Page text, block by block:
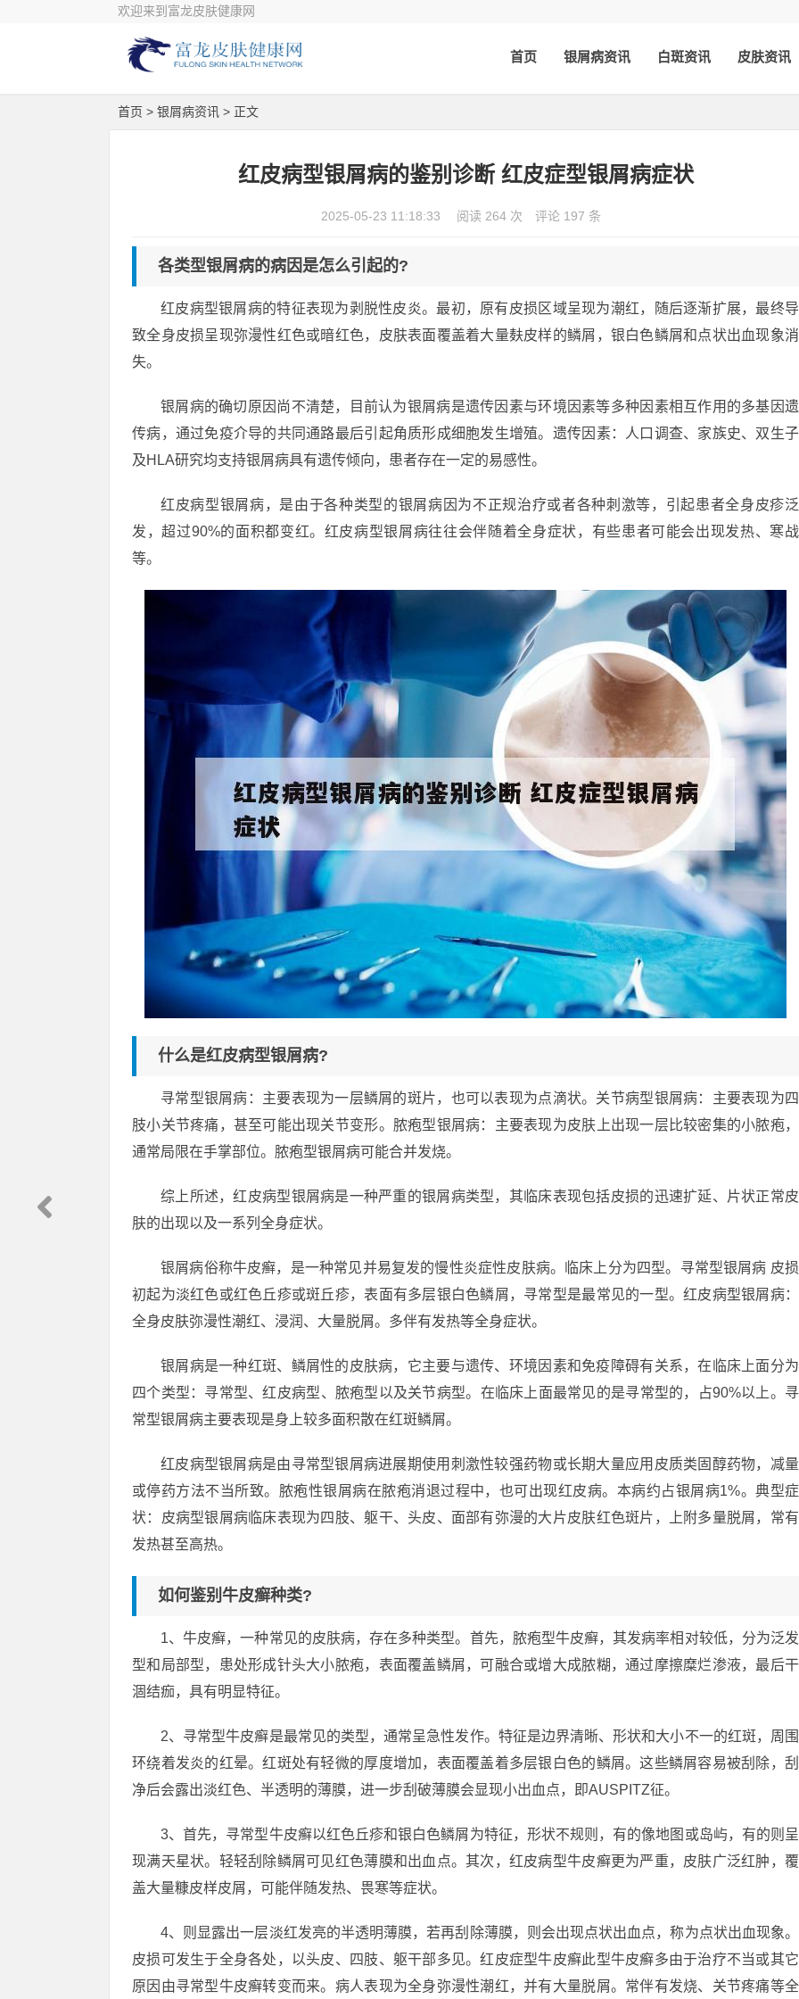
欢迎来到富龙皮肤健康网
首页 银屑病资讯 白斑资讯 皮肤资讯
首页 > 银屑病资讯 > 正文
红皮病型银屑病的鉴别诊断 红皮症型银屑病症状
2025-05-23 11:18:33 阅读 264 次 评论 197 条
各类型银屑病的病因是怎么引起的?
红皮病型银屑病的特征表现为剥脱性皮炎。最初，原有皮损区域呈现为潮红，随后逐渐扩展，最终导
致全身皮损呈现弥漫性红色或暗红色，皮肤表面覆盖着大量麸皮样的鳞屑，银白色鳞屑和点状出血现象消
失。
银屑病的确切原因尚不清楚，目前认为银屑病是遗传因素与环境因素等多种因素相互作用的多基因遗
传病，通过免疫介导的共同通路最后引起角质形成细胞发生增殖。遗传因素：人口调查、家族史、双生子
及HLA研究均支持银屑病具有遗传倾向，患者存在一定的易感性。
红皮病型银屑病，是由于各种类型的银屑病因为不正规治疗或者各种刺激等，引起患者全身皮疹泛
发，超过90%的面积都变红。红皮病型银屑病往往会伴随着全身症状，有些患者可能会出现发热、寒战
等。
什么是红皮病型银屑病?
寻常型银屑病：主要表现为一层鳞屑的斑片，也可以表现为点滴状。关节病型银屑病：主要表现为四
肢小关节疼痛，甚至可能出现关节变形。脓疱型银屑病：主要表现为皮肤上出现一层比较密集的小脓疱，
通常局限在手掌部位。脓疱型银屑病可能合并发烧。
综上所述，红皮病型银屑病是一种严重的银屑病类型，其临床表现包括皮损的迅速扩延、片状正常皮
肤的出现以及一系列全身症状。
银屑病俗称牛皮癣，是一种常见并易复发的慢性炎症性皮肤病。临床上分为四型。寻常型银屑病 皮损
初起为淡红色或红色丘疹或斑丘疹，表面有多层银白色鳞屑，寻常型是最常见的一型。红皮病型银屑病：
全身皮肤弥漫性潮红、浸润、大量脱屑。多伴有发热等全身症状。
银屑病是一种红斑、鳞屑性的皮肤病，它主要与遗传、环境因素和免疫障碍有关系，在临床上面分为
四个类型：寻常型、红皮病型、脓疱型以及关节病型。在临床上面最常见的是寻常型的，占90%以上。寻
常型银屑病主要表现是身上较多面积散在红斑鳞屑。
红皮病型银屑病是由寻常型银屑病进展期使用刺激性较强药物或长期大量应用皮质类固醇药物，减量
或停药方法不当所致。脓疱性银屑病在脓疱消退过程中，也可出现红皮病。本病约占银屑病1%。典型症
状：皮病型银屑病临床表现为四肢、躯干、头皮、面部有弥漫的大片皮肤红色斑片，上附多量脱屑，常有
发热甚至高热。
如何鉴别牛皮癣种类?
1、牛皮癣，一种常见的皮肤病，存在多种类型。首先，脓疱型牛皮癣，其发病率相对较低，分为泛发
型和局部型，患处形成针头大小脓疱，表面覆盖鳞屑，可融合或增大成脓糊，通过摩擦糜烂渗液，最后干
涸结痂，具有明显特征。
2、寻常型牛皮癣是最常见的类型，通常呈急性发作。特征是边界清晰、形状和大小不一的红斑，周围
环绕着发炎的红晕。红斑处有轻微的厚度增加，表面覆盖着多层银白色的鳞屑。这些鳞屑容易被刮除，刮
净后会露出淡红色、半透明的薄膜，进一步刮破薄膜会显现小出血点，即AUSPITZ征。
3、首先，寻常型牛皮癣以红色丘疹和银白色鳞屑为特征，形状不规则，有的像地图或岛屿，有的则呈
现满天星状。轻轻刮除鳞屑可见红色薄膜和出血点。其次，红皮病型牛皮癣更为严重，皮肤广泛红肿，覆
盖大量糠皮样皮屑，可能伴随发热、畏寒等症状。
4、则显露出一层淡红发亮的半透明薄膜，若再刮除薄膜，则会出现点状出血点，称为点状出血现象。
皮损可发生于全身各处，以头皮、四肢、躯干部多见。红皮症型牛皮癣此型牛皮癣多由于治疗不当或其它
原因由寻常型牛皮癣转变而来。病人表现为全身弥漫性潮红，并有大量脱屑。常伴有发烧、关节疼痛等全